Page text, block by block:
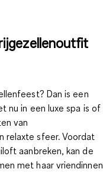
? Dan is een
nu in een luxe spa is of
van
relaxte sfeer. Voordat
aanbreken, kan de
met haar